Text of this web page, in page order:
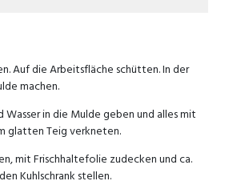
Auf die Arbeitsfläche schütten. In der
machen.
Wasser in die Mulde geben und alles mit
glatten Teig verkneten.
mit Frischhaltefolie zudecken und ca.
Kuhlschrank stellen.